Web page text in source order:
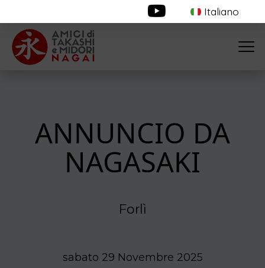
Italiano
ANNUNCIO DA
NAGASAKI
Forlì
sabato 29 Novembre 2025